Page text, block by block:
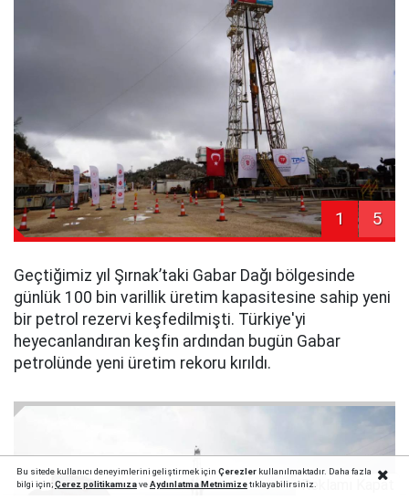
1 5
Geçtiğimiz yıl Şırnak’taki Gabar Dağı bölgesinde
günlük 100 bin varillik üretim kapasitesine sahip yeni
bir petrol rezervi keşfedilmişti. Türkiye'yi
heyecanlandıran keşfin ardından bugün Gabar
petrolünde yeni üretim rekoru kırıldı.
Bu sitede kullanıcı deneyimlerini geliştirmek için Çerezlerkullanılmaktadır. Daha fazla
bilgi için;Çerez politikamızaveAydınlatma Metnimizetıklayabilirsiniz.Reklamı Kapat